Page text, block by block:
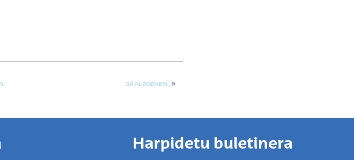
BA AL ZENEKIEN…»
Harpidetu buletinera